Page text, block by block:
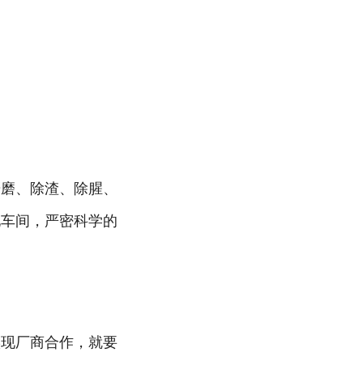
、除渣、除腥、
间，严密科学的
厂商合作，就要